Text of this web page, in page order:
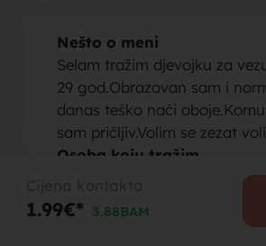
Nešto o meni
Selam tražim djevojku za
29 god.Obrazovan sam i
danas teško naći
sam pričljiv.Volim se zezat
Osoba koju tražim
Sličnog sebi da je
ufurana okolica
Tesanj,Jelah,Maglaj,Teslić
1.99€* 3.88BAM
za